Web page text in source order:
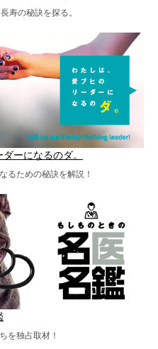
寿の秘訣を探る。
ーになるのダ。
るための秘訣を解説！
を独占取材！